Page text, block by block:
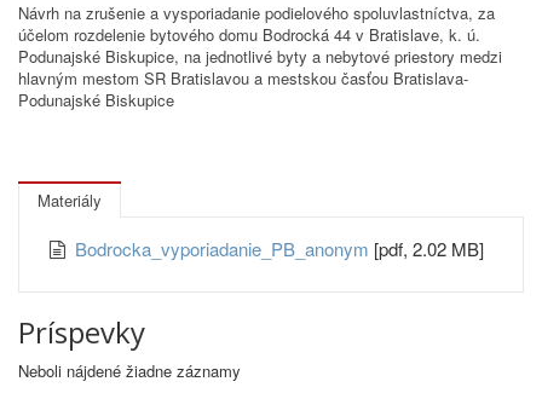
Návrh na zrušenie a vysporiadanie podielového spoluvlastníctva, za
účelom rozdelenie bytového domu Bodrocká 44 v Bratislave, k. ú.
Podunajské Biskupice, na jednotlivé byty a nebytové priestory medzi
hlavným mestom SR Bratislavou a mestskou časťou Bratislava-
Podunajské Biskupice
Materiály
Bodrocka_vyporiadanie_PB_anonym [pdf, 2.02 MB]
Príspevky
Neboli nájdené žiadne záznamy